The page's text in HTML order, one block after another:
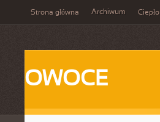
Strona główna Archiwum Ciepło
OWOCE